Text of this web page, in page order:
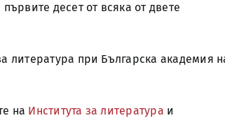
десет от всяка от двете
литература при Българска академия
на Института за литература и